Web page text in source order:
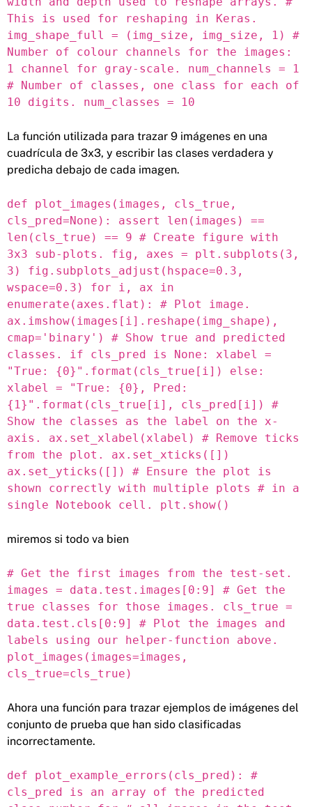
This is used for reshaping in Keras.
img_shape_full = (img_size, img_size, 1) #
Number of colour channels for the images:
1 channel for gray-scale. num_channels = 1
# Number of classes, one class for each of
10 digits. num_classes = 10
La función utilizada para trazar 9 imágenes en una
cuadrícula de 3x3, y escribir las clases verdadera y
predicha debajo de cada imagen.
def plot_images(images, cls_true,
cls_pred=None): assert len(images) ==
len(cls_true) == 9 # Create figure with
3x3 sub-plots. fig, axes = plt.subplots(3,
3) fig.subplots_adjust(hspace=0.3,
wspace=0.3) for i, ax in
enumerate(axes.flat): # Plot image.
ax.imshow(images[i].reshape(img_shape),
cmap='binary') # Show true and predicted
classes. if cls_pred is None: xlabel =
"True: {0}".format(cls_true[i]) else:
xlabel = "True: {0}, Pred:
{1}".format(cls_true[i], cls_pred[i]) #
Show the classes as the label on the x-
axis. ax.set_xlabel(xlabel) # Remove ticks
from the plot. ax.set_xticks([])
ax.set_yticks([]) # Ensure the plot is
shown correctly with multiple plots # in a
single Notebook cell. plt.show()
miremos si todo va bien
# Get the first images from the test-set.
images = data.test.images[0:9] # Get the
true classes for those images. cls_true =
data.test.cls[0:9] # Plot the images and
labels using our helper-function above.
plot_images(images=images,
cls_true=cls_true)
Ahora una función para trazar ejemplos de imágenes del
conjunto de prueba que han sido clasificadas
incorrectamente.
def plot_example_errors(cls_pred): #
cls_pred is an array of the predicted